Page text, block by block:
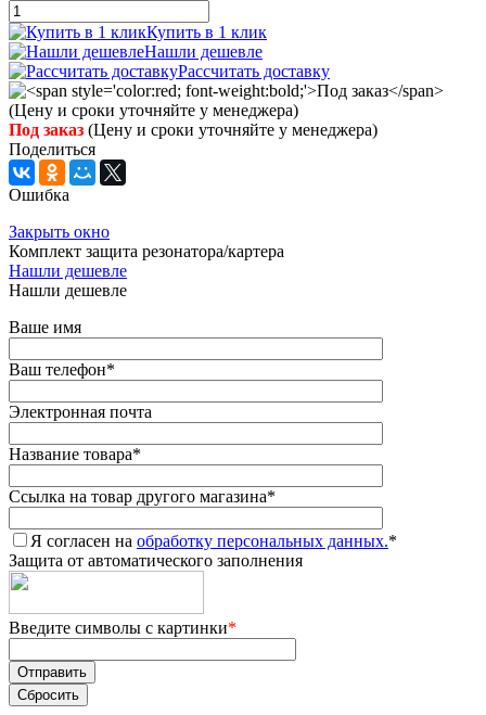
Купить в 1 клик
Нашли дешевле
Рассчитать доставку
Под заказ (Цену и сроки уточняйте у менеджера)
Поделиться
Ошибка
Закрыть окно
Комплект защита резонатора/картера
Нашли дешевле
Нашли дешевле
Ваше имя
Ваш телефон*
Электронная почта
Название товара*
Ссылка на товар другого магазина*
Я согласен на обработку персональных данных.*
Защита от автоматического заполнения
Введите символы с картинки*